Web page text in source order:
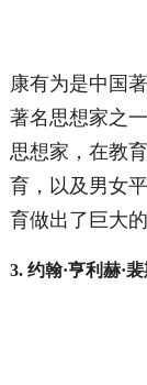
康有为是中国
著名思想家之
思想家，在教
育，以及男女
育做出了巨大的
3. 约翰·亨利赫·